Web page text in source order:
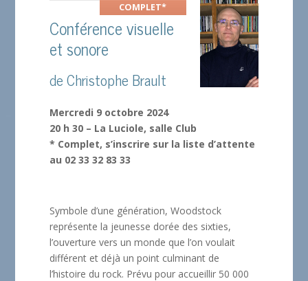
COMPLET*
Conférence visuelle
et sonore
de Christophe Brault
Mercredi 9 octobre 2024
20 h 30 – La Luciole, salle Club
* Complet, s’inscrire sur la liste d’attente
au 02 33 32 83 33
Symbole d’une génération, Woodstock
représente la jeunesse dorée des sixties,
l’ouverture vers un monde que l’on voulait
différent et déjà un point culminant de
l’histoire du rock. Prévu pour accueillir 50 000